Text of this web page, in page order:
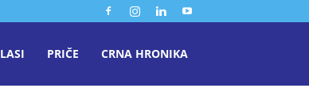
PRIČE CRNA HRONIKA